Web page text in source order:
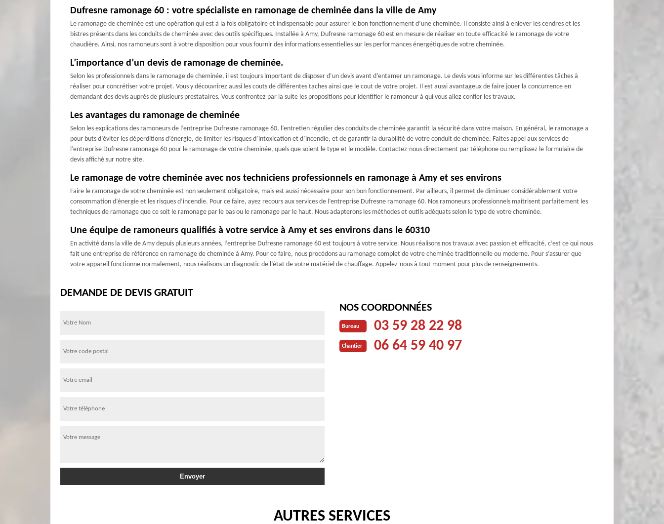
Dufresne ramonage 60 : votre spécialiste en ramonage de cheminée dans la ville de Amy
Le ramonage de cheminée est une opération qui est à la fois obligatoire et indispensable pour assurer le bon fonctionnement d’une cheminée. Il consiste ainsi à enlever les cendres et les
bistres présents dans les conduits de cheminée avec des outils spécifiques. Installée à Amy, Dufresne ramonage 60 est en mesure de réaliser en toute efficacité le ramonage de votre
chaudière. Ainsi, nos ramoneurs sont à votre disposition pour vous fournir des informations essentielles sur les performances énergétiques de votre cheminée.
L’importance d’un devis de ramonage de cheminée.
Selon les professionnels dans le ramonage de cheminée, il est toujours important de disposer d’un devis avant d’entamer un ramonage. Le devis vous informe sur les différentes tâches à
réaliser pour concrétiser votre projet. Vous y découvrirez aussi les couts de différentes taches ainsi que le cout de votre projet. Il est aussi avantageux de faire jouer la concurrence en
demandant des devis auprès de plusieurs prestataires. Vous confrontez par la suite les propositions pour identifier le ramoneur à qui vous allez confier les travaux.
Les avantages du ramonage de cheminée
Selon les explications des ramoneurs de l’entreprise Dufresne ramonage 60, l’entretien régulier des conduits de cheminée garantit la sécurité dans votre maison. En général, le ramonage a
pour buts d’éviter les déperditions d’énergie, de limiter les risques d’intoxication et d’incendie, et de garantir la durabilité de votre conduit de cheminée. Faites appel aux services de
l’entreprise Dufresne ramonage 60 pour le ramonage de votre cheminée, quels que soient le type et le modèle. Contactez-nous directement par téléphone ou remplissez le formulaire de
devis affiché sur notre site.
Le ramonage de votre cheminée avec nos techniciens professionnels en ramonage à Amy et ses environs
Faire le ramonage de votre cheminée est non seulement obligatoire, mais est aussi nécessaire pour son bon fonctionnement. Par ailleurs, il permet de diminuer considérablement votre
consommation d’énergie et les risques d’incendie. Pour ce faire, ayez recours aux services de l’entreprise Dufresne ramonage 60. Nos ramoneurs professionnels maitrisent parfaitement les
techniques de ramonage que ce soit le ramonage par le bas ou le ramonage par le haut. Nous adapterons les méthodes et outils adéquats selon le type de votre cheminée.
Une équipe de ramoneurs qualifiés à votre service à Amy et ses environs dans le 60310
En activité dans la ville de Amy depuis plusieurs années, l’entreprise Dufresne ramonage 60 est toujours à votre service. Nous réalisons nos travaux avec passion et efficacité, c’est ce qui nous
fait une entreprise de référence en ramonage de cheminée à Amy. Pour ce faire, nous procédons au ramonage complet de votre cheminée traditionnelle ou moderne. Pour s’assurer que
votre appareil fonctionne normalement, nous réalisons un diagnostic de l’état de votre matériel de chauffage. Appelez-nous à tout moment pour plus de renseignements.
DEMANDE DE DEVIS GRATUIT
NOS COORDONNÉES
Bureau 03 59 28 22 98
Chantier 06 64 59 40 97
AUTRES SERVICES